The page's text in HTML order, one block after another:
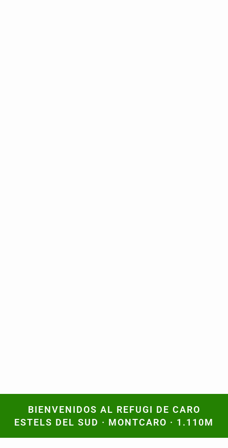
BIENVENIDOS AL REFUGI DE CARO
ESTELS DEL SUD · MONTCARO · 1.110M
BIENVENIDOS AL REFUGI DE CARO
ESTELS DEL SUD · MONTCARO · 1.110M